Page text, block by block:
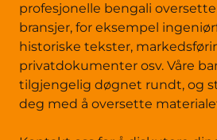
profesjonelle bengali
bransjer, for eksempel
historiske tekster,
privatdokumenter osv. Våre
tilgjengelig døgnet rundt, og
deg med å oversette